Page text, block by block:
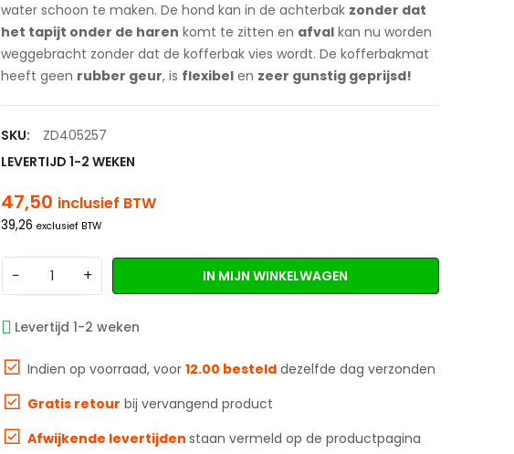
water schoon te maken. De hond kan in de achterbak zonder dat
het tapijt onder de haren komt te zitten en afvalkan nu worden
weggebracht zonder dat de kofferbak vies wordt. De kofferbakmat
heeft geen rubber geur, is flexibelen zeer gunstig geprijsd!
SKU:
ZD405257
LEVERTIJD 1-2 WEKEN
47,50 inclusief BTW
39,26 exclusief BTW
− + IN MIJN WINKELWAGEN
Levertijd 1-2 weken
Indien op voorraad, voor 12.00 bestelddezelfde dag verzonden
Gratis retour bij vervangend product
Afwijkende levertijden staan vermeld op de productpagina